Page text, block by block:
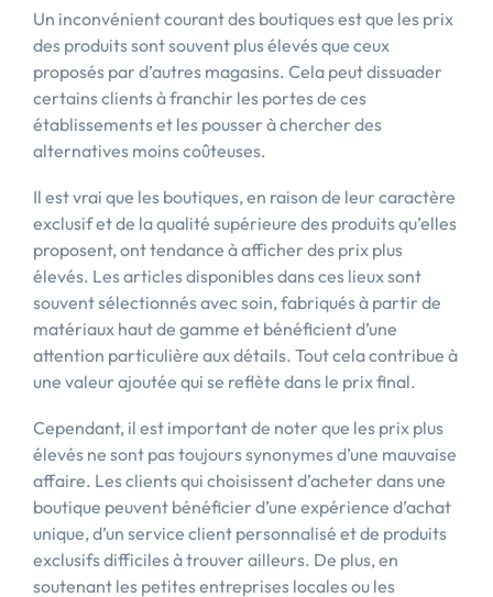
Un inconvénient courant des boutiques est que les prix
des produits sont souvent plus élevés que ceux
proposés par d’autres magasins. Cela peut dissuader
certains clients à franchir les portes de ces
établissements et les pousser à chercher des
alternatives moins coûteuses.
Il est vrai que les boutiques, en raison de leur caractère
exclusif et de la qualité supérieure des produits qu’elles
proposent, ont tendance à afficher des prix plus
élevés. Les articles disponibles dans ces lieux sont
souvent sélectionnés avec soin, fabriqués à partir de
matériaux haut de gamme et bénéficient d’une
attention particulière aux détails. Tout cela contribue à
une valeur ajoutée qui se reflète dans le prix final.
Cependant, il est important de noter que les prix plus
élevés ne sont pas toujours synonymes d’une mauvaise
affaire. Les clients qui choisissent d’acheter dans une
boutique peuvent bénéficier d’une expérience d’achat
unique, d’un service client personnalisé et de produits
exclusifs difficiles à trouver ailleurs. De plus, en
soutenant les petites entreprises locales ou les